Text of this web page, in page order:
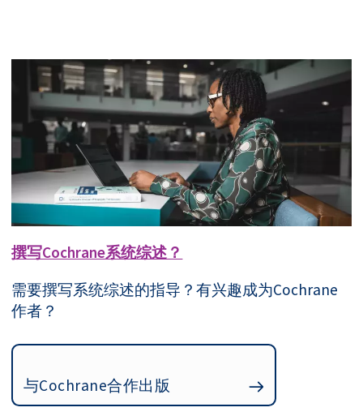
撰写Cochrane系统综述？
需要撰写系统综述的指导？有兴趣成为Cochrane
作者？
与Cochrane合作出版